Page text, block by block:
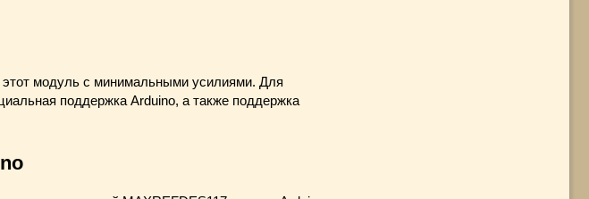
модуль с минимальными усилиями. Для
поддержка Arduino, а также поддержка